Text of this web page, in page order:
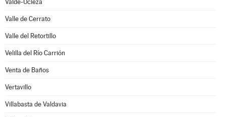
Valde-Ucieza
Valle de Cerrato
Valle del Retortillo
Velilla del Río Carrión
Venta de Baños
Vertavillo
Villabasta de Valdavia